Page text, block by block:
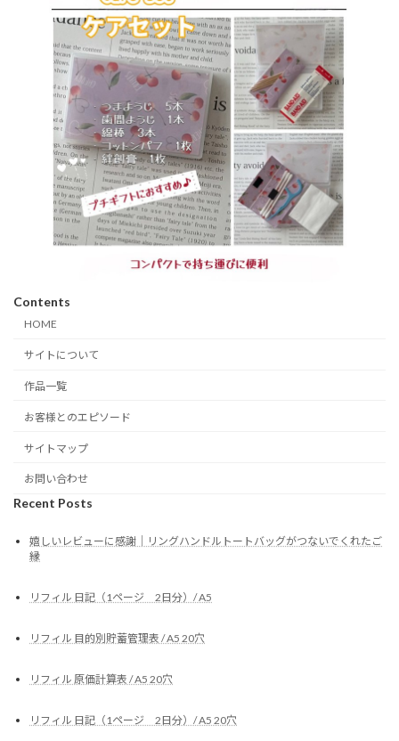
Contents
HOME
サイトについて
作品一覧
お客様とのエピソード
サイトマップ
お問い合わせ
Recent Posts
嬉しいレビューに感謝｜リングハンドルトートバッグがつないでくれたご
縁
リフィル 日記（1ページ 2日分）/ A5
リフィル 目的別貯蓄管理表 / A5 20穴
リフィル 原価計算表 / A5 20穴
リフィル 日記（1ページ 2日分）/ A5 20穴